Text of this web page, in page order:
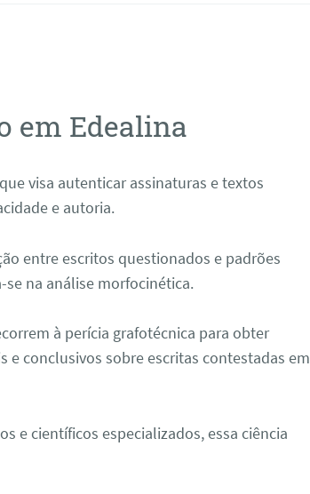
em Edealina
visa autenticar assinaturas e textos
e autoria.
entre escritos questionados e padrões
na análise morfocinética.
à perícia grafotécnica para obter
e conclusivos sobre escritas contestadas em
e científicos especializados, essa ciência